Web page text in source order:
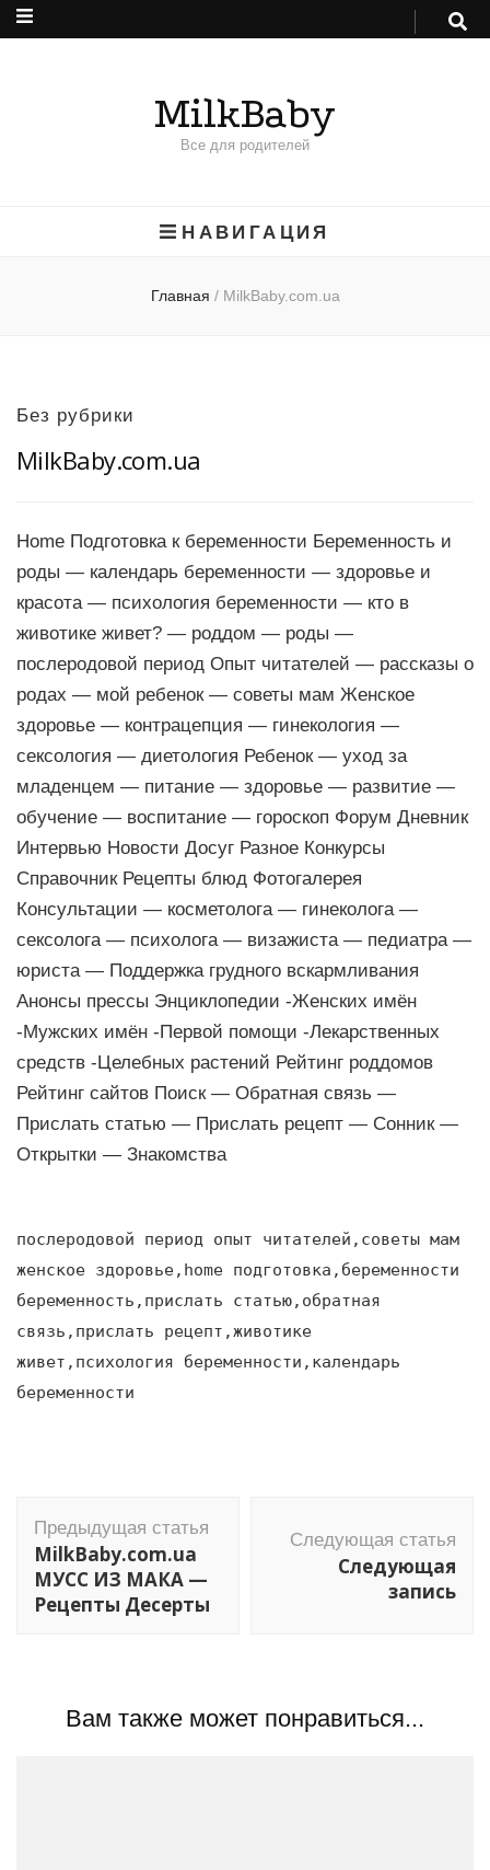
MilkBaby
Все для родителей
НАВИГАЦИЯ
Главная / MilkBaby.com.ua
Без рубрики
MilkBaby.com.ua
Home Подготовка к беременности Беременность и
роды — календарь беременности — здоровье и
красота — психология беременности — кто в
животике живет? — роддом — роды —
послеродовой период Опыт читателей — рассказы о
родах — мой ребенок — советы мам Женское
здоровье — контрацепция — гинекология —
сексология — диетология Ребенок — уход за
младенцем — питание — здоровье — развитие —
обучение — воспитание — гороскоп Форум Дневник
Интервью Новости Досуг Разное Конкурсы
Справочник Рецепты блюд Фотогалерея
Консультации — косметолога — гинеколога —
сексолога — психолога — визажиста — педиатра —
юриста — Поддержка грудного вскармливания
Анонсы прессы Энциклопедии -Женских имён
-Мужских имён -Первой помощи -Лекарственных
средств -Целебных растений Рейтинг роддомов
Рейтинг сайтов Поиск — Обратная связь —
Прислать статью — Прислать рецепт — Сонник —
Открытки — Знакомства
послеродовой период опыт читателей,советы мам
женское здоровье,home подготовка,беременности
беременность,прислать статью,обратная
связь,прислать рецепт,животике
живет,психология беременности,календарь
беременности
по
записям
Предыдущая статья
MilkBaby.com.ua
МУСС ИЗ МАКА —
Рецепты Десерты
Следующая статья
Следующая
запись
Вам также может понравиться...